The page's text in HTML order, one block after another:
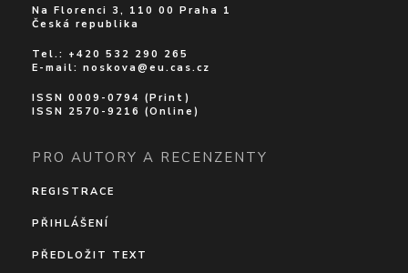
Na Florenci 3, 110 00 Praha 1
Česká republika
Tel.: +420 532 290 265
E-mail: noskova@eu.cas.cz
ISSN 0009-0794 (Print)
ISSN 2570-9216 (Online)
PRO AUTORY A RECENZENTY
REGISTRACE
PŘIHLÁŠENÍ
PŘEDLOŽIT TEXT